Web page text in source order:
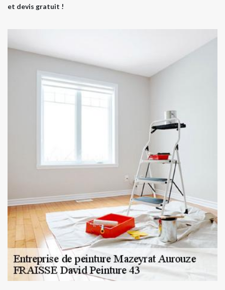
et devis gratuit !